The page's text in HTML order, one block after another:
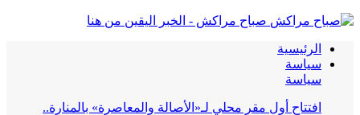
صباح مراكش - الخبر اليقين من هنا
الرئيسية
سياسة
سياسة
افتتاح أول مقر محلي لـ«الأصالة والمعاصرة» بالمنارة..